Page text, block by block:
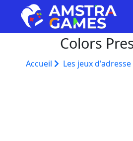
Colors
Accueil Les jeux d'adresse